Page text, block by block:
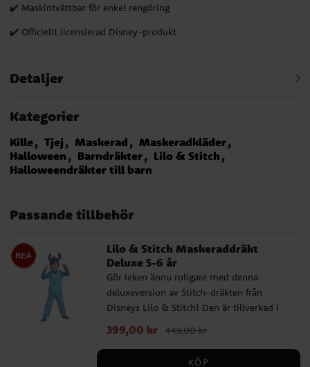
✔️ Maskintvättbar för enkel rengöring
✔️ Officiellt licensierad Disney-produkt
Detaljer
Kategorier
Kille Tjej Maskerad
Maskeradkläder
Halloween
Barndräkter
Lilo & Stitch
Halloweendräkter till barn
Passande tillbehör
Lilo & Stitch Maskeraddräkt
Deluxe 5-6 år
Gör leken ännu roligare med denna
deluxeversion av Stitch-dräkten från
Disneys Lilo & Stitch! Den är tillverkad i
extra mjukt tyg och har en vadderad huva
med Stitchs ansikte och stora öron, en
dräkt som verkligen gör intryck. Perfekt för
Nuvarande pris:399,00 kr
399,00 kr 449,00 kr
KÖP